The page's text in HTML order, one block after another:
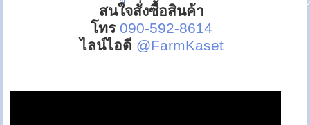
สนใจสั่งซื้อสินค้า
โทร 090-592-8614
ไลน์ไอดี @FarmKaset